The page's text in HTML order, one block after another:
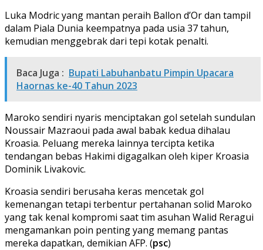
Luka Modric yang mantan peraih Ballon d’Or dan tampil
dalam Piala Dunia keempatnya pada usia 37 tahun,
kemudian menggebrak dari tepi kotak penalti.
Baca Juga : Bupati Labuhanbatu Pimpin Upacara
Haornas ke-40 Tahun 2023
Maroko sendiri nyaris menciptakan gol setelah sundulan
Noussair Mazraoui pada awal babak kedua dihalau
Kroasia. Peluang mereka lainnya tercipta ketika
tendangan bebas Hakimi digagalkan oleh kiper Kroasia
Dominik Livakovic.
Kroasia sendiri berusaha keras mencetak gol
kemenangan tetapi terbentur pertahanan solid Maroko
yang tak kenal kompromi saat tim asuhan Walid Reragui
mengamankan poin penting yang memang pantas
mereka dapatkan, demikian AFP. (psc)